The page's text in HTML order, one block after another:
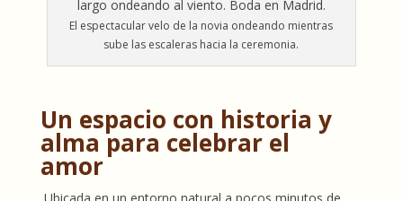
El espectacular velo de la novia ondeando mientras
sube las escaleras hacia la ceremonia.
Un espacio con historia y
alma para celebrar el
amor